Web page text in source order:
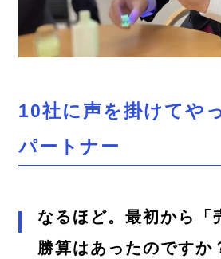
10社に声を掛けてや
パートナー
なるほど。最初から「
勝算はあったのですか